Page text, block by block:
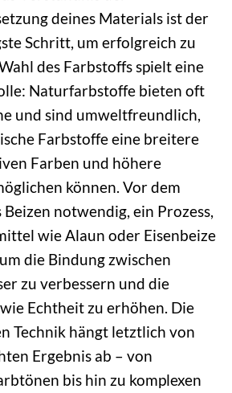
deines Materials ist der
Schritt, um erfolgreich zu
des Farbstoffs spielt eine
Naturfarbstoffe bieten oft
und sind umweltfreundlich,
Farbstoffe eine breitere
Farben und höhere
können. Vor dem
notwendig, ein Prozess,
wie Alaun oder Eisenbeize
die Bindung zwischen
zu verbessern und die
Echtheit zu erhöhen. Die
Technik hängt letztlich von
Ergebnis ab – von
bis hin zu komplexen